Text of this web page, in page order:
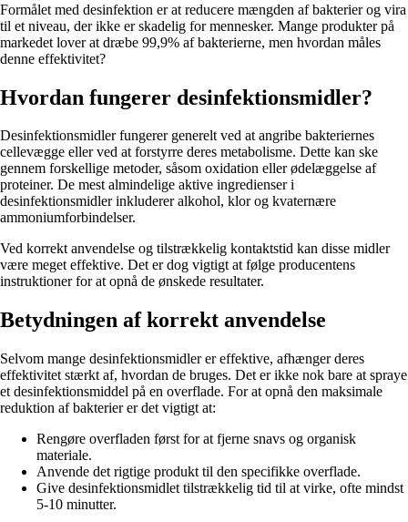
Formålet med desinfektion er at reducere mængden af bakterier og vira
til et niveau, der ikke er skadelig for mennesker. Mange produkter på
markedet lover at dræbe 99,9% af bakterierne, men hvordan måles
denne effektivitet?
Hvordan fungerer desinfektionsmidler?
Desinfektionsmidler fungerer generelt ved at angribe bakteriernes
cellevægge eller ved at forstyrre deres metabolisme. Dette kan ske
gennem forskellige metoder, såsom oxidation eller ødelæggelse af
proteiner. De mest almindelige aktive ingredienser i
desinfektionsmidler inkluderer alkohol, klor og kvaternære
ammoniumforbindelser.
Ved korrekt anvendelse og tilstrækkelig kontaktstid kan disse midler
være meget effektive. Det er dog vigtigt at følge producentens
instruktioner for at opnå de ønskede resultater.
Betydningen af korrekt anvendelse
Selvom mange desinfektionsmidler er effektive, afhænger deres
effektivitet stærkt af, hvordan de bruges. Det er ikke nok bare at spraye
et desinfektionsmiddel på en overflade. For at opnå den maksimale
reduktion af bakterier er det vigtigt at:
Rengøre overfladen først for at fjerne snavs og organisk
materiale.
Anvende det rigtige produkt til den specifikke overflade.
Give desinfektionsmidlet tilstrækkelig tid til at virke, ofte mindst
5-10 minutter.